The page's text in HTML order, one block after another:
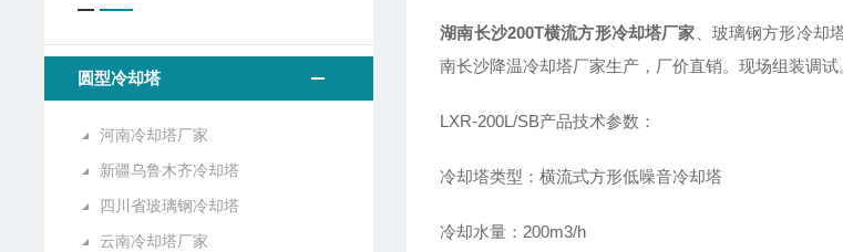
圆型冷却塔
河南冷却塔厂家
新疆乌鲁木齐冷却塔
四川省玻璃钢冷却塔
云南冷却塔厂家
湖南长沙200T横流方形冷却塔厂家 、玻璃钢方形冷却
南长沙降温冷却塔厂家生产，厂价直销。现场组装调试
LXR-200L/SB产品技术参数：
冷却塔类型：横流式方形低噪音冷却塔
冷却水量：200m3/h